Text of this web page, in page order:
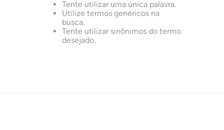
Tente utilizar uma única palavra.
Utilize termos genéricos na
busca.
Tente utilizar sinônimos do termo
desejado.